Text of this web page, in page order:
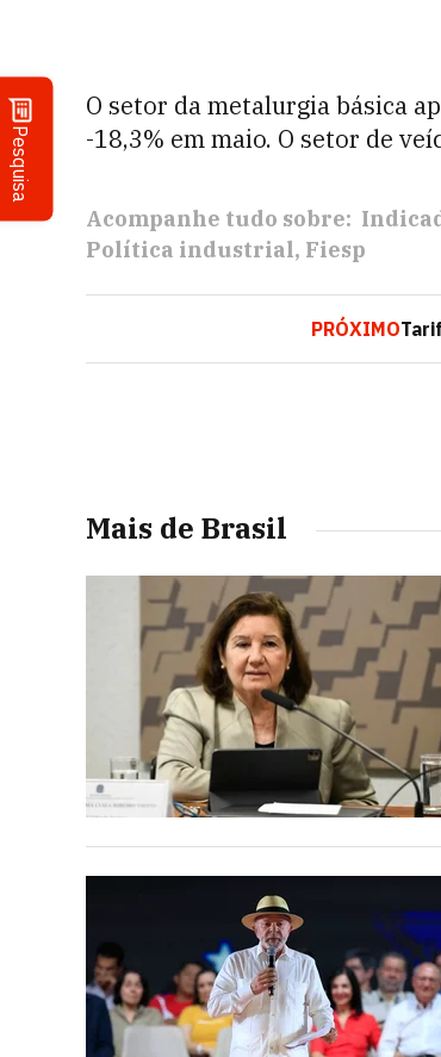
Pesquisa
O setor da metalurgia básica
-18,3% em maio. O setor de
Acompanhe tudo sobre:
Política industrial Fiesp
PRÓXIMO
Mais de Brasil